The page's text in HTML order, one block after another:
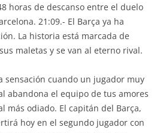
horas de descanso entre el duelo
21:09.- El Barça ya ha
La historia está marcada de
maletas y se van al eterno rival.
sensación cuando un jugador muy
abandona el equipo de tus amores
más odiado. El capitán del Barça,
hoy en el segundo jugador con